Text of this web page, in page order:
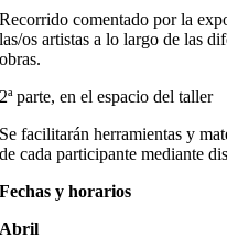
Recorrido comentado por la
las/os artistas a lo largo de las
obras.
2ª parte, en el espacio del taller
Se facilitarán herramientas y
de cada participante mediante
Fechas y horarios
Abril